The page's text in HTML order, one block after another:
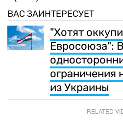
ВАС ЗАИНТЕРЕСУЕТ
"Хотят
Евросоюза":
ограничения
из Украины
RELATED